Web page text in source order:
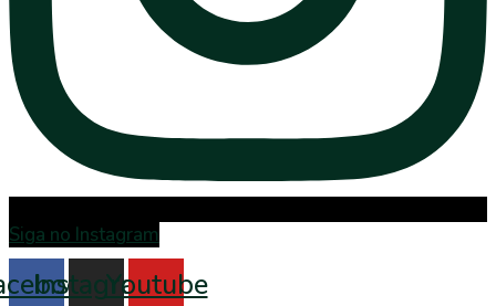
Siga no Instagram
Instagram
Youtube